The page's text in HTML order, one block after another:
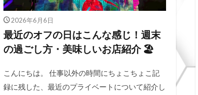
2026年6月6日
最近のオフの日はこんな感じ！週末
の過ごし方・美味しいお店紹介 🏖️
こんにちは。 仕事以外の時間にちょこちょこ記
録に残した、最近のプライベートについて紹介し